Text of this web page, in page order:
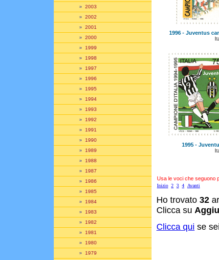
» 2003
» 2002
» 2001
» 2000
» 1999
» 1998
» 1997
» 1996
» 1995
» 1994
» 1993
» 1992
» 1991
» 1990
» 1989
» 1988
» 1987
» 1986
» 1985
» 1984
» 1983
» 1982
» 1981
» 1980
» 1979
1996 - Juventus
1995 -
Usa le voci che seguono
Inizio 2 3 4 Avanti
Ho trovato 32
Clicca su
Clicca qui se